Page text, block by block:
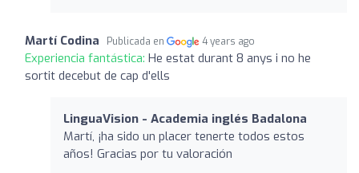
Martí Codina Publicada en 4 years ago
Experiencia fantástica: He estat durant 8 anys i no he
sortit decebut de cap d'ells
LinguaVision - Academia inglés Badalona
Martí, ¡ha sido un placer tenerte todos estos
años! Gracias por tu valoración